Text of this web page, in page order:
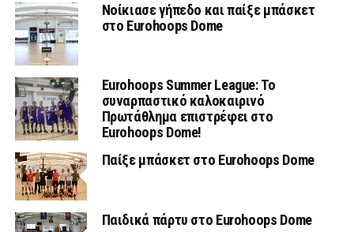
Νοίκιασε γήπεδο και παίξε μπάσκετ
στο Eurohoops Dome
Eurohoops Summer League: Το
συναρπαστικό καλοκαιρινό
Πρωτάθλημα επιστρέφει στο
Eurohoops Dome!
Παίξε μπάσκετ στο Eurohoops Dome
Παιδικά πάρτυ στο Eurohoops Dome